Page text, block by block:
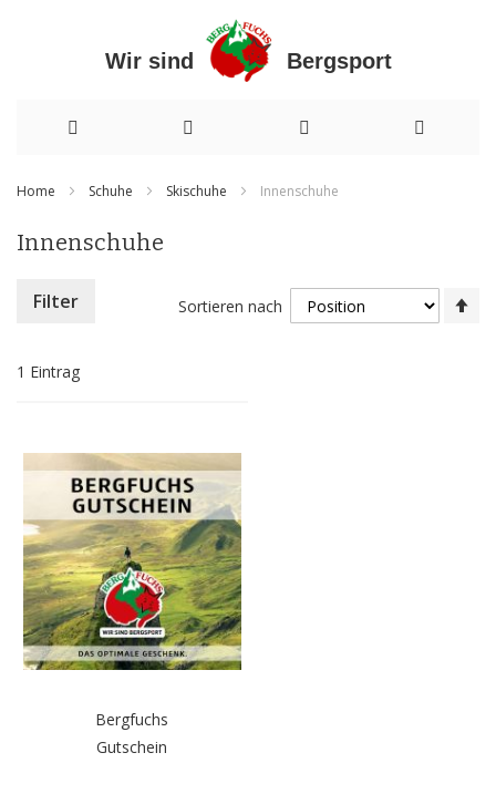
Wir sind Bergsport
Inhalt
Home Schuhe Skischuhe Innenschuhe
Innenschuhe
1 Eintrag
Sortieren nach
Bergfuchs
Gutschein
Filter